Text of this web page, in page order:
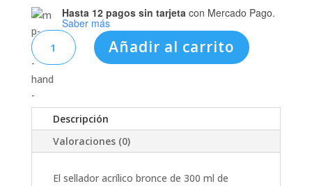
Hasta 12 pagos sin tarjetacon Mercado Pago.
Saber más
3SAC00145
SELLADOR
ACRILASTIC
BRONCE
300ML
PENNSYLVANIA
cantidad
Añadir al carrito
Descripción
Valoraciones (0)
El sellador acrílico bronce de 300 ml de